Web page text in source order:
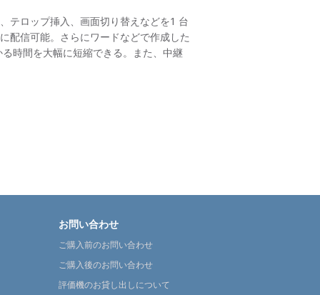
テロップ挿入、画面切り替えなどを1 台
配信可能。さらにワードなどで作成した
時間を大幅に短縮できる。また、中継
お問い合わせ
ご購入前のお問い合わせ
ご購入後のお問い合わせ
評価機のお貸し出しについて